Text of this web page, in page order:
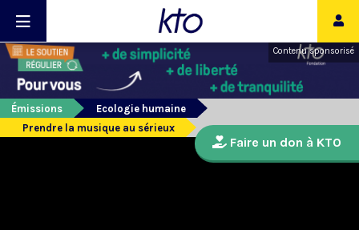
Contenu sponsorisé
Émissions
Ecologie humaine
Prendre la musique au sérieux
Faire un don à KTO